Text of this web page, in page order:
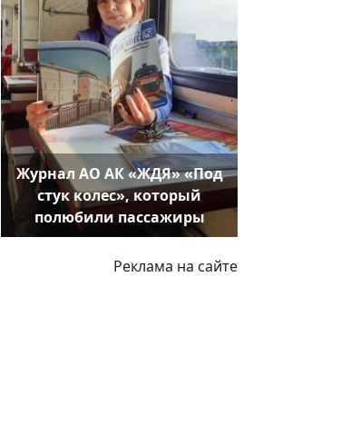
Журнал АО АК «ЖДЯ» «Под
стук колес», который
полюбили пассажиры
Реклама на сайте